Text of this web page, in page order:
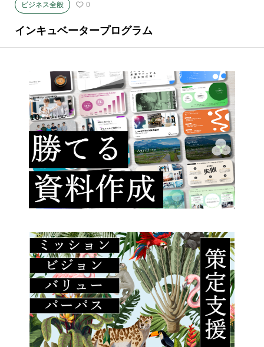
ビジネス全般 0
インキュベータープログラム